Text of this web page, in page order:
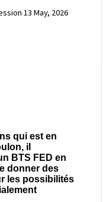
13 May, 2026
qui est en
il
BTS FED en
donner des
les possibilités